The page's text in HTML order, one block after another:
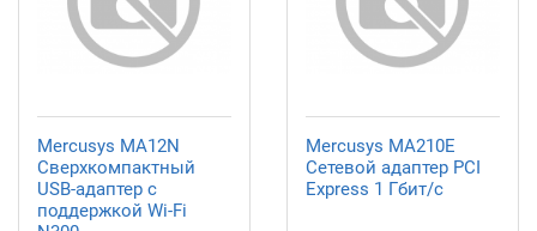
Mercusys MA12N
Сверхкомпактный
USB-адаптер с
поддержкой Wi-Fi
Mercusys MA210E
Сетевой адаптер PCI
Express 1 Гбит/с